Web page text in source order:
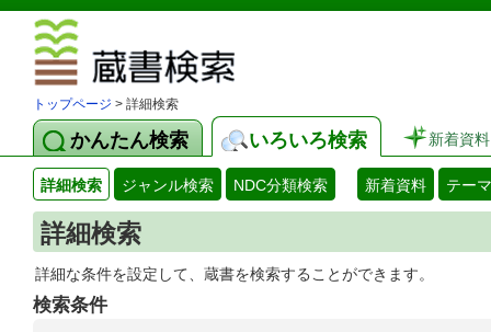
トップページ > 詳細検索
かんたん検索 いろいろ検索 新着資料
詳細検索 ジャンル検索 NDC分類検索 新着資料 テー
詳細検索
詳細な条件を設定して、蔵書を検索することができます。
検索条件